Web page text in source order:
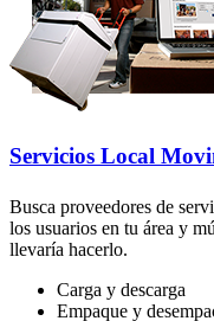
Servicios Local
Busca proveedores de
los usuarios en tu área y
llevaría hacerlo.
Carga y descarga
Empaque y